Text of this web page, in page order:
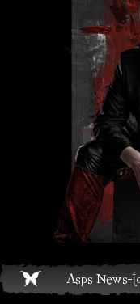
Live und Termine